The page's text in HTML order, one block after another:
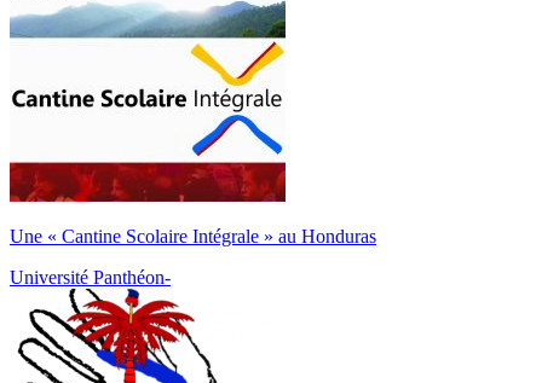
Une « Cantine Scolaire Intégrale » au Honduras
Université Panthéon-